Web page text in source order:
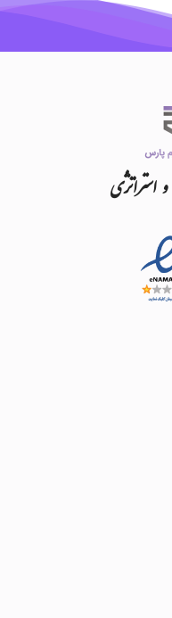
واستراتژی